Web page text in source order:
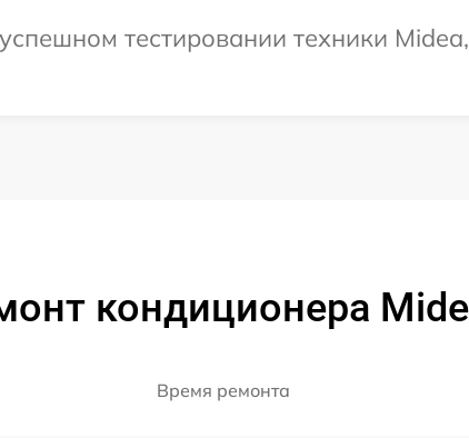
тестировании техники
кондиционера
Время ремонта